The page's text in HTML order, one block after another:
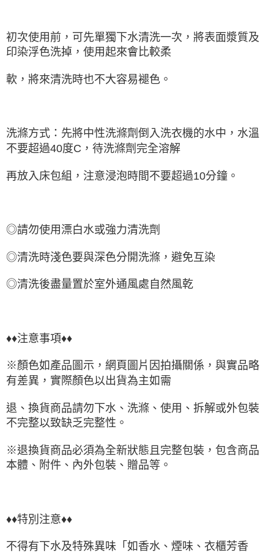
初次使用前，可先單獨下水清洗一次，將表面漿質及
印染浮色洗掉，使用起來會比較柔
軟，將來清洗時也不大容易褪色。
洗滌方式：先將中性洗滌劑倒入洗衣機的水中，水溫
不要超過40度C，待洗滌劑完全溶解
再放入床包組，注意浸泡時間不要超過10分鐘。
◎請勿使用漂白水或強力清洗劑
◎清洗時淺色要與深色分開洗滌，避免互染
◎清洗後盡量置於室外通風處自然風乾
♦♦注意事項♦♦
※顏色如產品圖示，網頁圖片因拍攝關係，與實品略
有差異，實際顏色以出貨為主如需
退、換貨商品請勿下水、洗滌、使用、拆解或外包裝
不完整以致缺乏完整性。
※退換貨商品必須為全新狀態且完整包裝，包含商品
本體、附件、內外包裝、贈品等。
♦♦特別注意♦♦
不得有下水及特殊異味「如香水、煙味、衣櫃芳香